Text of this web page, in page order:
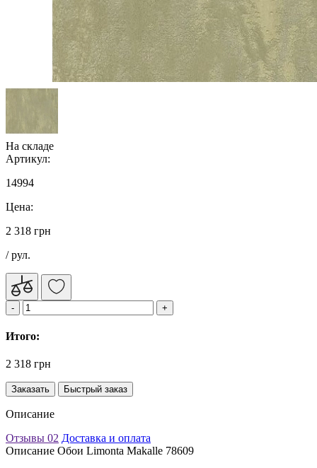
На складе
Артикул:
14994
Цена:
2 318 грн
/ рул.
Итого:
2 318 грн
Заказать Быстрый заказ
Описание
Отзывы 02 Доставка и оплата
Описание Обои Limonta Makalle 78609